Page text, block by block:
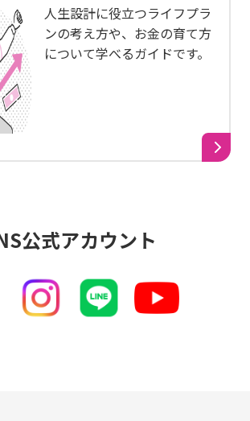
人生設計に役立つライフプラ
ンの考え方や、お金の育て方
について学べるガイドです。
公式アカウント